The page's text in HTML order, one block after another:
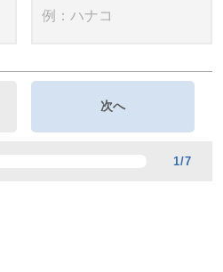
1/7